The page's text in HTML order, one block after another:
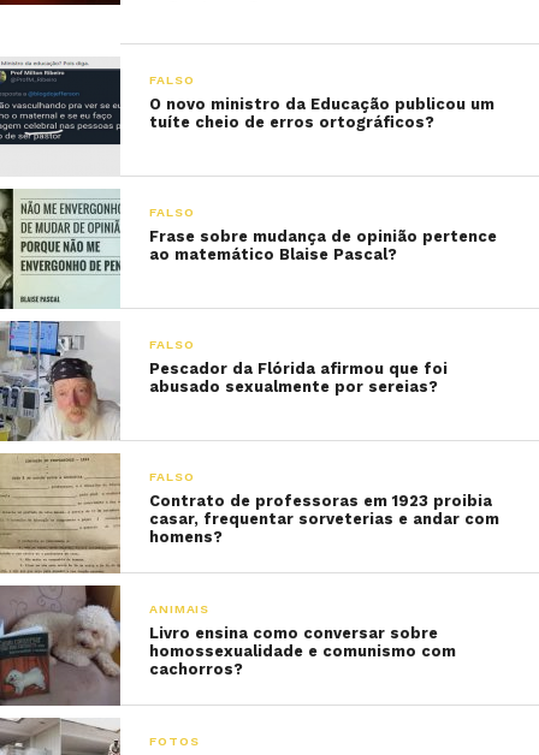
FALSO
O novo ministro da Educação publicou um
tuíte cheio de erros ortográficos?
FALSO
Frase sobre mudança de opinião pertence
ao matemático Blaise Pascal?
FALSO
Pescador da Flórida afirmou que foi
abusado sexualmente por sereias?
FALSO
Contrato de professoras em 1923 proibia
casar, frequentar sorveterias e andar com
homens?
ANIMAIS
Livro ensina como conversar sobre
homossexualidade e comunismo com
cachorros?
FOTOS